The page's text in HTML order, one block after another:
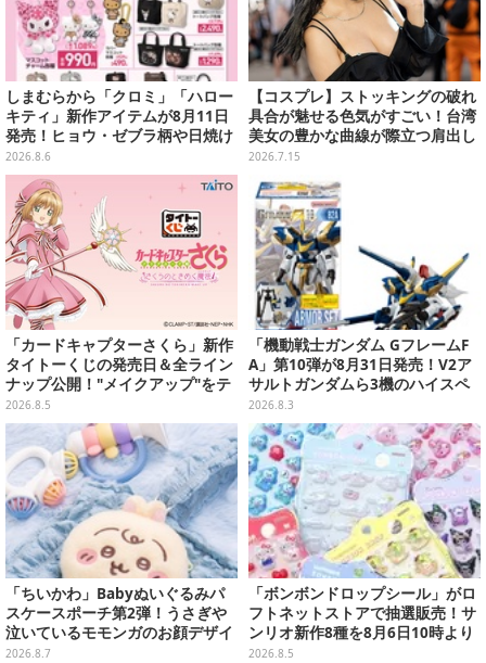
しまむらから「クロミ」「ハロー
キティ」新作アイテムが8月11日
発売！ヒョウ・ゼブラ柄や日焼け
デザインの可愛い雑貨・アパレル
など多数
2026.8.6
【コスプレ】ストッキングの破れ
具合が魅せる色気がすごい！台湾
美女の豊かな曲線が際立つ肩出し
ファッションがセクシーだった
2026.7.15
「カードキャプターさくら」新作
タイトーくじの発売日＆全ライン
ナップ公開！"メイクアップ"をテ
ーマに、日常でも使いたくなるア
イテムがズラリ
2026.8.5
「機動戦士ガンダム GフレームF
A」第10弾が8月31日発売！V2ア
サルトガンダムら3機のハイスペ
ック可動フィギュア
2026.8.3
「ちいかわ」Babyぬいぐるみパ
スケースポーチ第2弾！うさぎや
泣いているモモンガのお顔デザイ
ン全4種が8月下旬プライズ展開
2026.8.7
「ボンボンドロップシール」がロ
フトネットストアで抽選販売！サ
ンリオ新作8種を8月6日10時より
受付開始
2026.8.5